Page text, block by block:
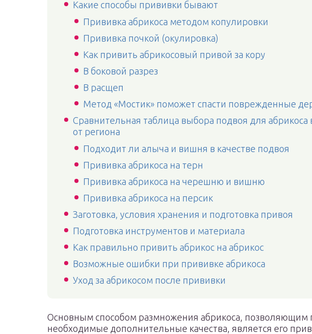
Какие способы прививки бывают
Прививка абрикоса методом копулировки
Прививка почкой (окулировка)
Как привить абрикосовый привой за кору
В боковой разрез
В расщеп
Метод «Мостик» поможет спасти поврежденные
Сравнительная таблица выбора подвоя для абрикоса
от региона
Подходит ли алыча и вишня в качестве подвоя
Прививка абрикоса на терн
Прививка абрикоса на черешню и вишню
Прививка абрикоса на персик
Заготовка, условия хранения и подготовка привоя
Подготовка инструментов и материала
Как правильно привить абрикос на абрикос
Возможные ошибки при прививке абрикоса
Уход за абрикосом после прививки
Основным способом размножения абрикоса, позволяющим
необходимые дополнительные качества, является его